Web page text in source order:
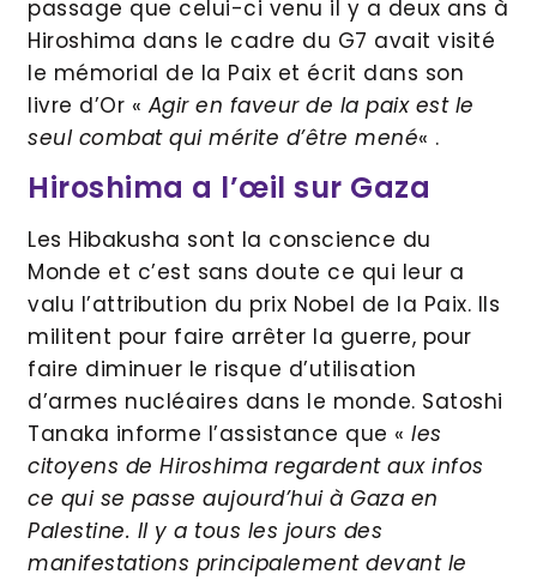
passage que celui-ci venu il y a deux ans à
Hiroshima dans le cadre du G7 avait visité
le mémorial de la Paix et écrit dans son
livre d’Or « Agir en faveur de la paix est le
seul combat qui mérite d’être mené« .
Hiroshima a l’œil sur Gaza
Les Hibakusha sont la conscience du
Monde et c’est sans doute ce qui leur a
valu l’attribution du prix Nobel de la Paix. Ils
militent pour faire arrêter la guerre, pour
faire diminuer le risque d’utilisation
d’armes nucléaires dans le monde. Satoshi
Tanaka informe l’assistance que « les
citoyens de Hiroshima regardent aux infos
ce qui se passe aujourd’hui à Gaza en
Palestine. Il y a tous les jours des
manifestations principalement devant le